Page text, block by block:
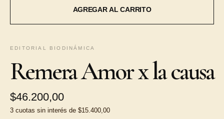
EDITORIAL BIODINÁMICA
Remera Amor x la causa
$46.200,00
3 cuotas sin interés de $15.400,00